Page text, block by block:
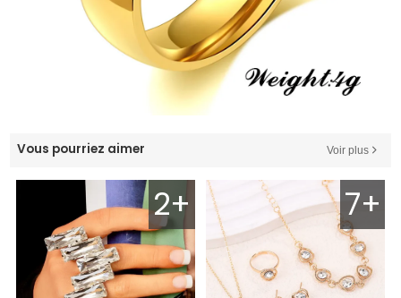
Vous pourriez aimer Voir plus
2+ 7+